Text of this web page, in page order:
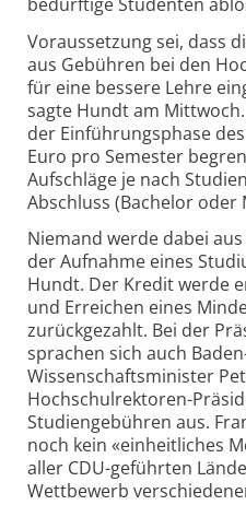
Voraussetzung sei, dass
aus Gebühren bei den
für eine bessere Lehre
sagte Hundt am
der Einführungsphase
Euro pro Semester
Aufschläge je nach
Abschluss (Bachelor
Niemand werde dabei
der Aufnahme eines
Hundt. Der Kredit werde
und Erreichen eines
zurückgezahlt. Bei der
sprachen sich auch
Wissenschaftsminister
Hochschulrektoren-
Studiengebühren aus.
noch kein «einheitliches
aller CDU-geführten
Wettbewerb